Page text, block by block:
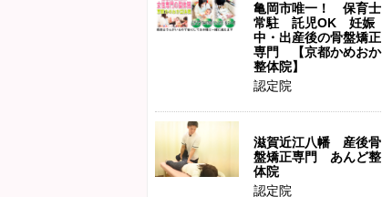
亀岡市唯一！ 保育士
常駐 託児OK 妊娠
中・出産後の骨盤矯正
専門 【京都かめおか
整体院】
認定院
滋賀近江八幡 産後骨
盤矯正専門 あんど整
体院
認定院